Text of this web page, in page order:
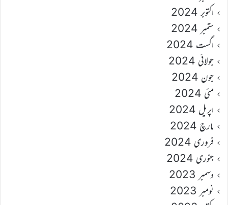
اکتوبر 2024
ستمبر 2024
اگست 2024
جولائی 2024
جون 2024
مئی 2024
اپریل 2024
مارچ 2024
فروری 2024
جنوری 2024
دسمبر 2023
نومبر 2023